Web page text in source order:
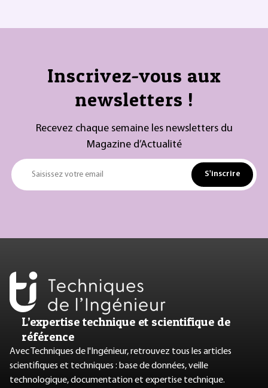
Inscrivez-vous aux
newsletters !
Recevez chaque semaine les newsletters du
Magazine d’Actualité
Saisissez votre email S'inscrire
L’expertise technique et scientifique de
référence
Avec Techniques de l'Ingénieur, retrouvez tous les articles
scientifiques et techniques : base de données, veille
technologique, documentation et expertise technique.